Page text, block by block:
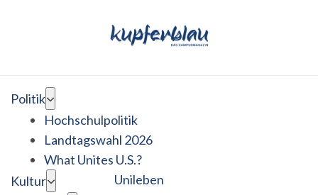
Politik
Hochschulpolitik
Landtagswahl 2026
What Unites U.S.?
Kultur
Unileben